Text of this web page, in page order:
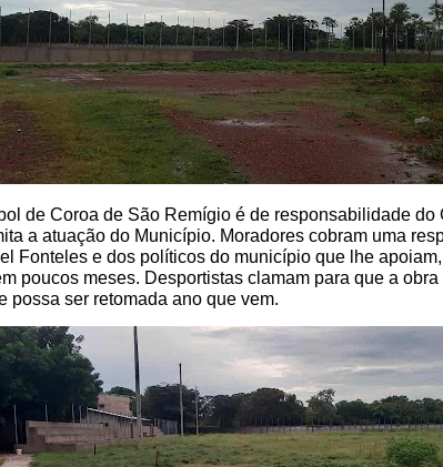
de Coroa de São Remígio é de responsabilidade do
a atuação do Município. Moradores cobram uma
Fonteles e dos políticos do município que lhe
poucos meses. Desportistas clamam para que a
possa ser retomada ano que vem.